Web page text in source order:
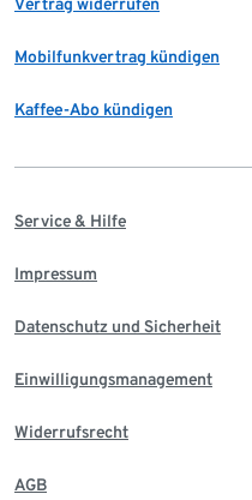
Vertrag widerrufen
Mobilfunkvertrag kündigen
Kaffee-Abo kündigen
Service & Hilfe
Impressum
Datenschutz und Sicherheit
Einwilligungsmanagement
Widerrufsrecht
AGB